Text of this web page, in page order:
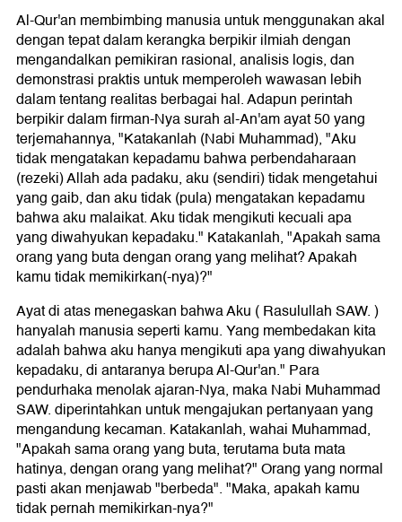
Al-Qur'an membimbing manusia untuk menggunakan akal
dengan tepat dalam kerangka berpikir ilmiah dengan
mengandalkan pemikiran rasional, analisis logis, dan
demonstrasi praktis untuk memperoleh wawasan lebih
dalam tentang realitas berbagai hal. Adapun perintah
berpikir dalam firman-Nya surah al-An'am ayat 50 yang
terjemahannya, "Katakanlah (Nabi Muhammad), "Aku
tidak mengatakan kepadamu bahwa perbendaharaan
(rezeki) Allah ada padaku, aku (sendiri) tidak mengetahui
yang gaib, dan aku tidak (pula) mengatakan kepadamu
bahwa aku malaikat. Aku tidak mengikuti kecuali apa
yang diwahyukan kepadaku." Katakanlah, "Apakah sama
orang yang buta dengan orang yang melihat? Apakah
kamu tidak memikirkan(-nya)?"
Ayat di atas menegaskan bahwa Aku ( Rasulullah SAW. )
hanyalah manusia seperti kamu. Yang membedakan kita
adalah bahwa aku hanya mengikuti apa yang diwahyukan
kepadaku, di antaranya berupa Al-Qur'an." Para
pendurhaka menolak ajaran-Nya, maka Nabi Muhammad
SAW. diperintahkan untuk mengajukan pertanyaan yang
mengandung kecaman. Katakanlah, wahai Muhammad,
"Apakah sama orang yang buta, terutama buta mata
hatinya, dengan orang yang melihat?" Orang yang normal
pasti akan menjawab "berbeda". "Maka, apakah kamu
tidak pernah memikirkan-nya?"